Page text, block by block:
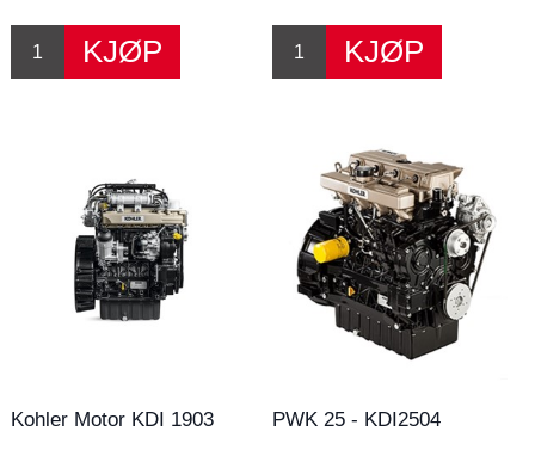
Kohler Motor KDI 1903 PWK 25 - KDI2504